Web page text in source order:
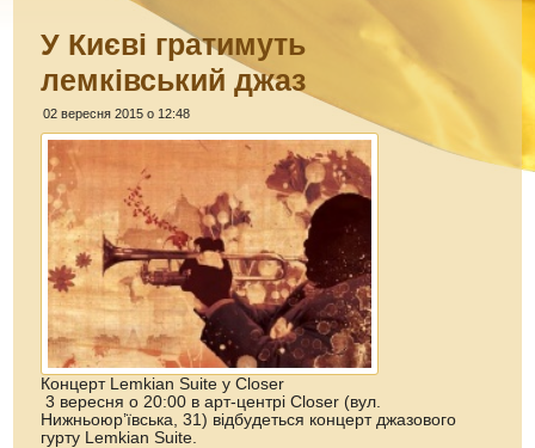
У Києві гратимуть
лемківський джаз
02 вересня 2015 о 12:48
Концерт Lemkian Suite у Closer
3 вересня о 20:00 в арт-центрі Closer (вул.
Нижньоюр’ївська, 31) відбудеться концерт джазового
гурту Lemkian Suite.